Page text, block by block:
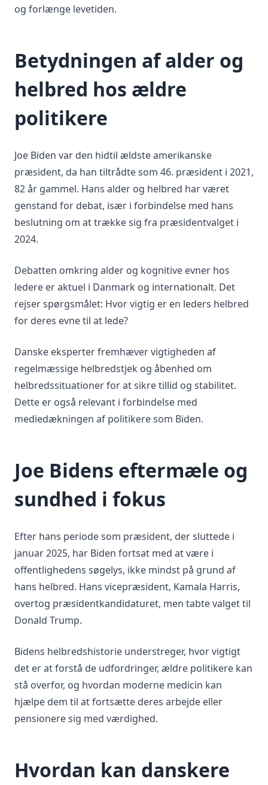
og forlænge levetiden.
Betydningen af alder og
helbred hos ældre
politikere
Joe Biden var den hidtil ældste amerikanske
præsident, da han tiltrådte som 46. præsident i 2021,
82 år gammel. Hans alder og helbred har været
genstand for debat, især i forbindelse med hans
beslutning om at trække sig fra præsidentvalget i
2024.
Debatten omkring alder og kognitive evner hos
ledere er aktuel i Danmark og internationalt. Det
rejser spørgsmålet: Hvor vigtig er en leders helbred
for deres evne til at lede?
Danske eksperter fremhæver vigtigheden af
regelmæssige helbredstjek og åbenhed om
helbredssituationer for at sikre tillid og stabilitet.
Dette er også relevant i forbindelse med
mediedækningen af politikere som Biden.
Joe Bidens eftermæle og
sundhed i fokus
Efter hans periode som præsident, der sluttede i
januar 2025, har Biden fortsat med at være i
offentlighedens søgelys, ikke mindst på grund af
hans helbred. Hans vicepræsident, Kamala Harris,
overtog præsidentkandidaturet, men tabte valget til
Donald Trump.
Bidens helbredshistorie understreger, hvor vigtigt
det er at forstå de udfordringer, ældre politikere kan
stå overfor, og hvordan moderne medicin kan
hjælpe dem til at fortsætte deres arbejde eller
pensionere sig med værdighed.
Hvordan kan danskere